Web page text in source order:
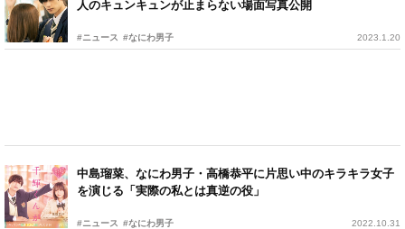
人のキュンキュンが止まらない場面写真公開
#ニュース #なにわ男子 2023.1.20
中島瑠菜、なにわ男子・高橋恭平に片思い中のキラキラ女子
を演じる「実際の私とは真逆の役」
#ニュース #なにわ男子 2022.10.31